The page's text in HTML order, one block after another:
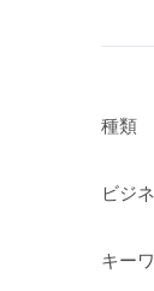
種類
ビジ
キー